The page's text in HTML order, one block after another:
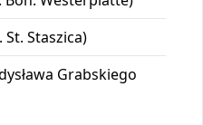
St. Staszica)
Grabskiego